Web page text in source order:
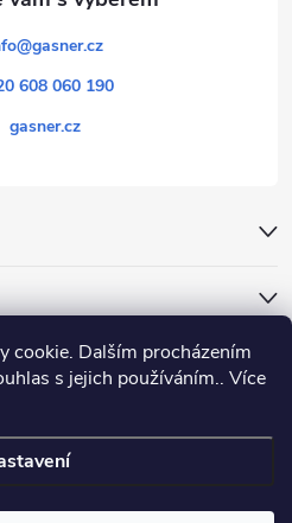
cookie. Dalším procházením
s jejich používáním.. Více
@gasner.cz
608 060 190
gasner.cz
. Všechna práva vyhrazena.